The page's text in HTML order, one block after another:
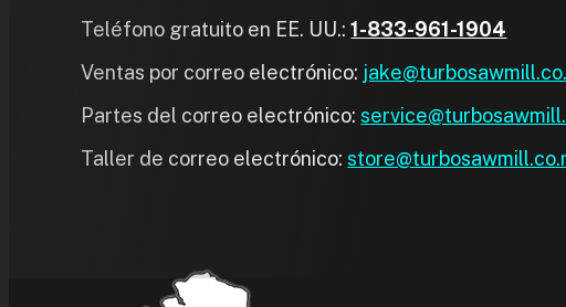
Teléfono gratuito en EE. UU.:1-833-961-1904
Ventas por correo electrónico:
Partes del correo electrónico:
Taller de correo electrónico: